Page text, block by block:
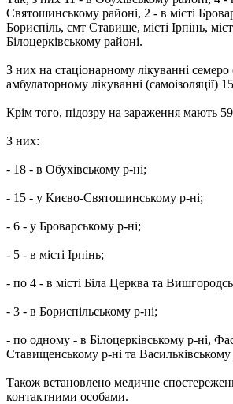
Святошинському районі, 2 - в місті
Бориспіль, смт Ставище, місті Ірпінь,
Білоцерківському районі.
З них на стаціонарному лікуванні семеро
амбулаторному лікуванні (самоізоляції)
Крім того, підозру на зараження мають 59
З них:
- 18 - в Обухівському р-ні;
- 15 - у Києво-Святошинському р-ні;
- 6 - у Броварському р-ні;
- 5 - в місті Ірпінь;
- по 4 - в місті Біла Церква та
- 3 - в Бориспільському р-ні;
- по одному - в Білоцерківському р-ні,
Ставищенському р-ні та Васильківському
Також встановлено медичне
контактними особами.